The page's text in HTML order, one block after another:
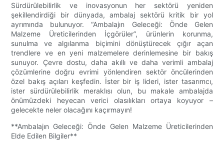
Sürdürülebilirlik ve inovasyonun her sektörü yeniden
şekillendirdiği bir dünyada, ambalaj sektörü kritik bir yol
ayrımında bulunuyor. “Ambalajın Geleceği: Önde Gelen
Malzeme Üreticilerinden İçgörüler”, ürünlerin korunma,
sunulma ve algılanma biçimini dönüştürecek çığır açan
trendlere ve en yeni malzemelere derinlemesine bir bakış
sunuyor. Çevre dostu, daha akıllı ve daha verimli ambalaj
çözümlerine doğru evrimi yönlendiren sektör öncülerinden
özel bakış açıları keşfedin. İster bir iş lideri, ister tasarımcı,
ister sürdürülebilirlik meraklısı olun, bu makale ambalajda
önümüzdeki heyecan verici olasılıkları ortaya koyuyor –
gelecekte neler olacağını kaçırmayın!
**Ambalajın Geleceği: Önde Gelen Malzeme Üreticilerinden
Elde Edilen Bilgiler**